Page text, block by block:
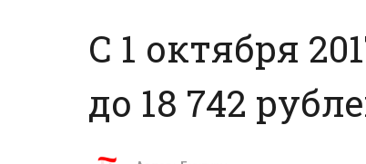
С 1 октября
до 18 742